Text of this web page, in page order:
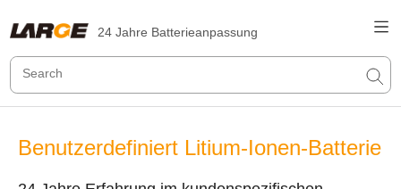
24 Jahre Batterieanpassung
Benutzerdefiniert Litium-Ionen-Batterie